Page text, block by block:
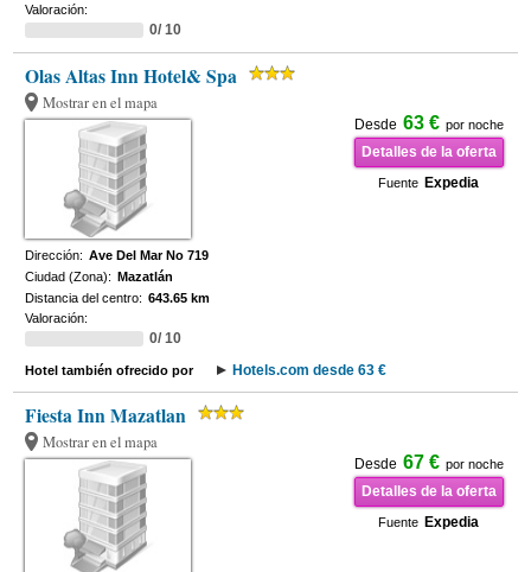
Valoración:
0/ 10
Olas Altas Inn Hotel& Spa
Mostrar en el mapa
Desde 63 € por noche
Detalles de la oferta
Fuente Expedia
Dirección: Ave Del Mar No 719
Ciudad (Zona): Mazatlán
Distancia del centro: 643.65 km
Valoración:
0/ 10
Hotel también ofrecido por Hotels.com desde 63 €
Fiesta Inn Mazatlan
Mostrar en el mapa
Desde 67 € por noche
Detalles de la oferta
Fuente Expedia